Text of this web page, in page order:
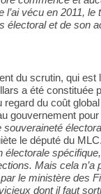
vécu en 2011, le
électoral et de son
du scrutin, qui est
a été constituée
regard du coût
gouvernement pour
le député du MLC.
électorale
Mais cela n’a
le ministère des
dont il faut